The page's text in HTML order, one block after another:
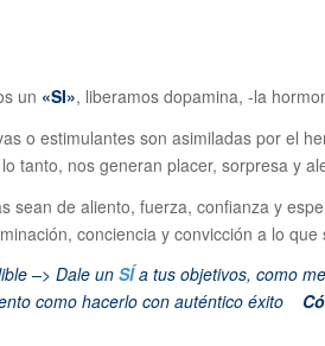
un «SI», liberamos dopamina, -la
o estimulantes son asimiladas por el
tanto, nos generan placer, sorpresa y
sean de aliento, fuerza, confianza y
conciencia y convicción a lo
–> Dale unSÍa tus objetivos, como
como hacerlo con auténtico éxito